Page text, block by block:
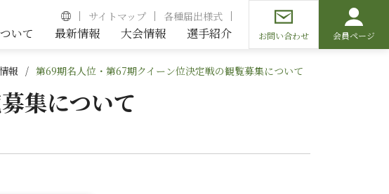
サイトマップ 各種届出様式
いて 最新情報 大会情報 選手紹介 お問い合わせ 会員ページ
報 第69期名人位・第67期クイーン位決定戦の観覧募集について
集について